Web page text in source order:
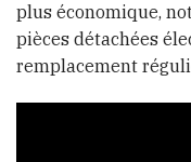
plus économique,
pièces détachées
remplacement